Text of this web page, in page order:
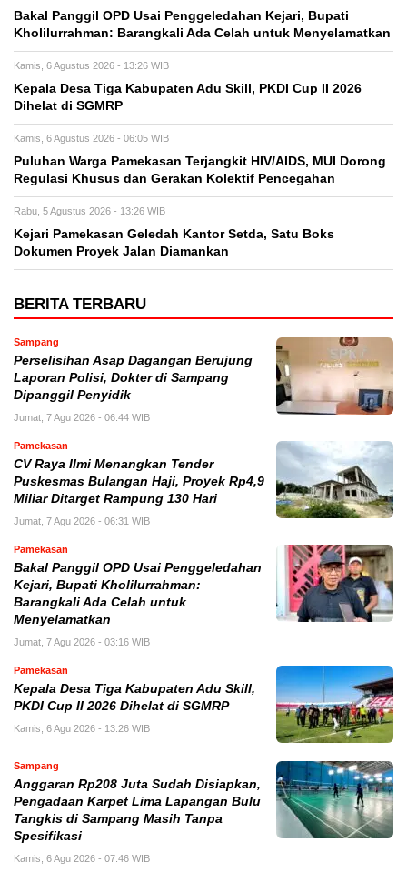
Bakal Panggil OPD Usai Penggeledahan Kejari, Bupati
Kholilurrahman: Barangkali Ada Celah untuk Menyelamatkan
Kamis, 6 Agustus 2026 - 13:26 WIB
Kepala Desa Tiga Kabupaten Adu Skill, PKDI Cup II 2026
Dihelat di SGMRP
Kamis, 6 Agustus 2026 - 06:05 WIB
Puluhan Warga Pamekasan Terjangkit HIV/AIDS, MUI Dorong
Regulasi Khusus dan Gerakan Kolektif Pencegahan
Rabu, 5 Agustus 2026 - 13:26 WIB
Kejari Pamekasan Geledah Kantor Setda, Satu Boks
Dokumen Proyek Jalan Diamankan
BERITA TERBARU
Sampang
Perselisihan Asap Dagangan Berujung
Laporan Polisi, Dokter di Sampang
Dipanggil Penyidik
Jumat, 7 Agu 2026 - 06:44 WIB
Pamekasan
CV Raya Ilmi Menangkan Tender
Puskesmas Bulangan Haji, Proyek Rp4,9
Miliar Ditarget Rampung 130 Hari
Jumat, 7 Agu 2026 - 06:31 WIB
Pamekasan
Bakal Panggil OPD Usai Penggeledahan
Kejari, Bupati Kholilurrahman:
Barangkali Ada Celah untuk
Menyelamatkan
Jumat, 7 Agu 2026 - 03:16 WIB
Pamekasan
Kepala Desa Tiga Kabupaten Adu Skill,
PKDI Cup II 2026 Dihelat di SGMRP
Kamis, 6 Agu 2026 - 13:26 WIB
Sampang
Anggaran Rp208 Juta Sudah Disiapkan,
Pengadaan Karpet Lima Lapangan Bulu
Tangkis di Sampang Masih Tanpa
Spesifikasi
Kamis, 6 Agu 2026 - 07:46 WIB